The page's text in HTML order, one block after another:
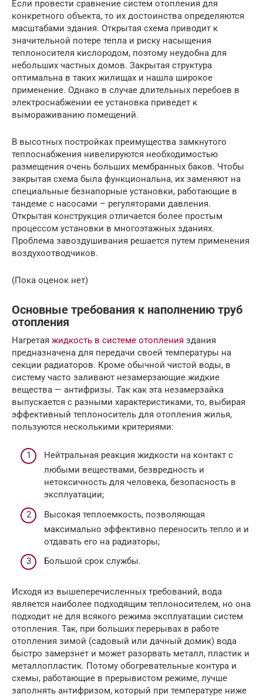
Если провести сравнение систем отопления для
конкретного объекта, то их достоинства определяются
масштабами здания. Открытая схема приводит к
значительной потере тепла и риску насыщения
теплоносителя кислородом, поэтому неудобна для
небольших частных домов. Закрытая структура
оптимальна в таких жилищах и нашла широкое
применение. Однако в случае длительных перебоев в
электроснабжении ее установка приведет к
вымораживанию помещений.
В высотных постройках преимущества замкнутого
теплоснабжения нивелируются необходимостью
размещения очень больших мембранных баков. Чтобы
закрытая схема была функциональна, их заменяют на
специальные безнапорные установки, работающие в
тандеме с насосами – регуляторами давления.
Открытая конструкция отличается более простым
процессом установки в многоэтажных зданиях.
Проблема завоздушивания решается путем применения
воздухоотводчиков.
(Пока оценок нет)
Основные требования к наполнению труб
отопления
Нагретая жидкость в системе отопления здания
предназначена для передачи своей температуры на
секции радиаторов. Кроме обычной чистой воды, в
систему часто заливают незамерзающие жидкие
вещества — антифризы. Так как эта незамерзайка
выпускается с разными характеристиками, то, выбирая
эффективный теплоноситель для отопления жилья,
пользуются несколькими критериями:
Нейтральная реакция жидкости на контакт с
любыми веществами, безвредность и
нетоксичность для человека, безопасность в
эксплуатации;
Высокая теплоемкость, позволяющая
максимально эффективно переносить тепло и и
отдавать его на радиаторы;
Большой срок службы.
Исходя из вышеперечисленных требований, вода
является наиболее подходящим теплоносителем, но она
подходит не для всякого режима эксплуатации систем
отопления. Так, при больших перерывах в работе
отопления зимой (садовый или дачный домик) вода
быстро замерзнет и может разорвать металл, пластик и
металлопластик. Потому обогревательные контура и
схемы, работающие в прерывистом режиме, лучше
заполнять антифризом, который при температуре ниже